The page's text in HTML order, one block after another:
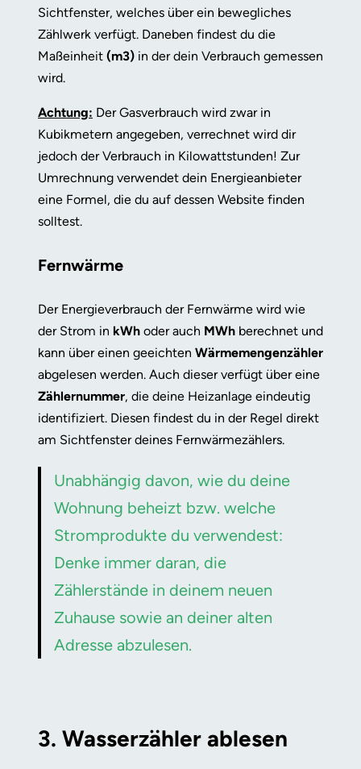
Sichtfenster, welches über ein bewegliches
Zählwerk verfügt. Daneben findest du die
Maßeinheit (m3) in der dein Verbrauch gemessen
wird.
Achtung: Der Gasverbrauch wird zwar in
Kubikmetern angegeben, verrechnet wird dir
jedoch der Verbrauch in Kilowattstunden! Zur
Umrechnung verwendet dein Energieanbieter
eine Formel, die du auf dessen Website finden
solltest.
Fernwärme
Der Energieverbrauch der Fernwärme wird wie
der Strom in kWh oder auch MWh berechnet und
kann über einen geeichten Wärmemengenzähler
abgelesen werden. Auch dieser verfügt über eine
Zählernummer, die deine Heizanlage eindeutig
identifiziert. Diesen findest du in der Regel direkt
am Sichtfenster deines Fernwärmezählers.
Unabhängig davon, wie du deine
Wohnung beheizt bzw. welche
Stromprodukte du verwendest:
Denke immer daran, die
Zählerstände in deinem neuen
Zuhause sowie an deiner alten
Adresse abzulesen.
3. Wasserzähler ablesen